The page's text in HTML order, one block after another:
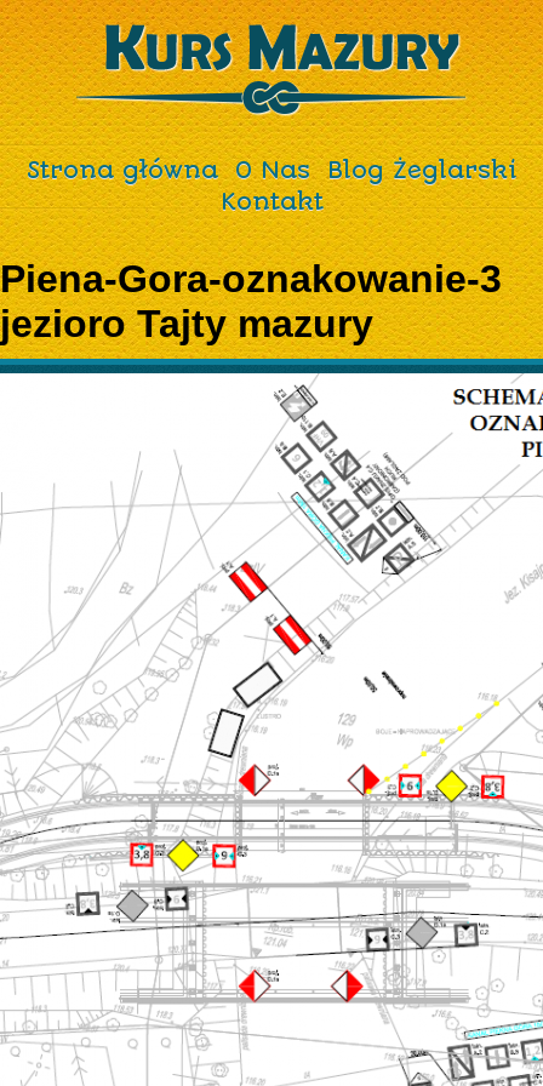
Strona główna O Nas
Blog Żeglarski
Kontakt
Piena-Gora-oznakowanie-3
jezioro Tajty mazury